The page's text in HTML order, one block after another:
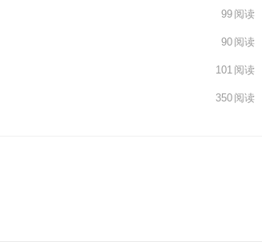
99 阅读
90 阅读
101 阅读
350 阅读